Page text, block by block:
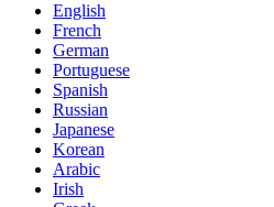
English
French
German
Portuguese
Spanish
Russian
Japanese
Korean
Arabic
Irish